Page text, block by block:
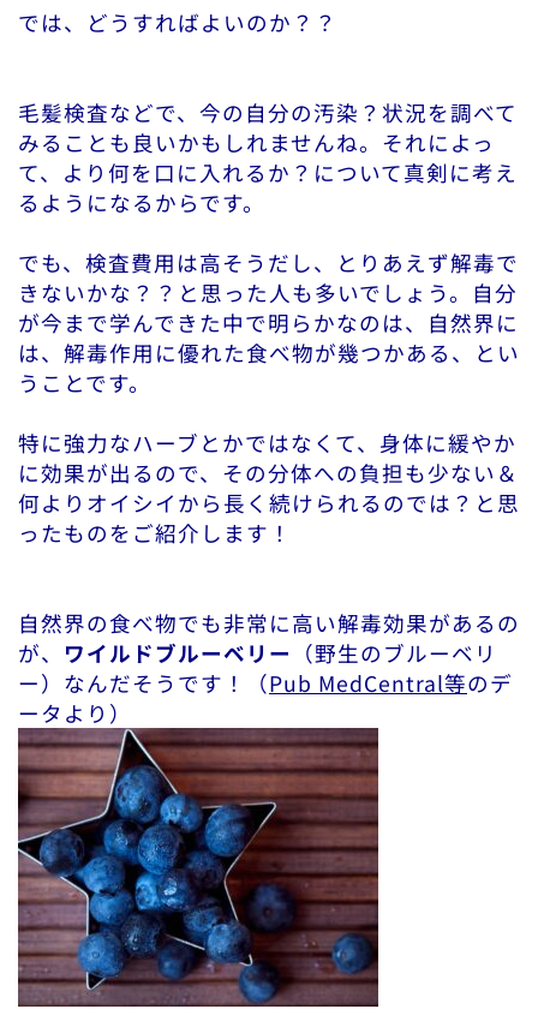
では、どうすればよいのか？？
毛髪検査などで、今の自分の汚染？状況を調べて
みることも良いかもしれませんね。それによっ
て、より何を口に入れるか？について真剣に考え
るようになるからです。
でも、検査費用は高そうだし、とりあえず解毒で
きないかな？？と思った人も多いでしょう。自分
が今まで学んできた中で明らかなのは、自然界に
は、解毒作用に優れた食べ物が幾つかある、とい
うことです。
特に強力なハーブとかではなくて、身体に緩やか
に効果が出るので、その分体への負担も少ない＆
何よりオイシイから長く続けられるのでは？と思
ったものをご紹介します！
自然界の食べ物でも非常に高い解毒効果があるの
が、 ワイルドブルーベリー （野生のブルーベリ
ー）なんだそうです！（Pub MedCentral等のデ
ータより）